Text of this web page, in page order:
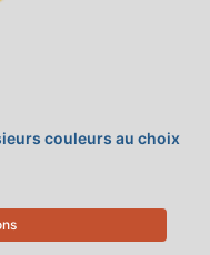
couleurs au choix